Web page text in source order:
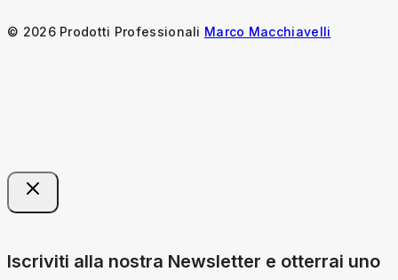
© 2026 Prodotti Professionali Marco Macchiavelli
Iscriviti alla nostra Newsletter e otterrai uno